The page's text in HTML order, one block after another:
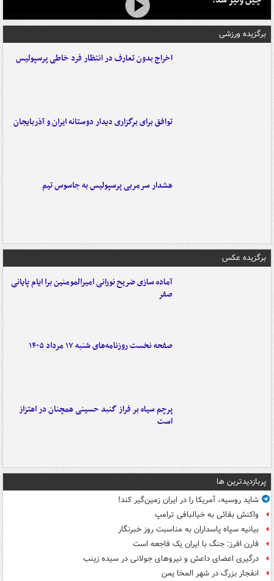
برگزیده ورزشی
اخراج بدون تعارف در انتظار فرد خاطی پرسپولیس
توافق برای برگزاری دیدار دوستانه ایران و آذربایجان
هشدار سرمربی پرسپولیس به جاسوس تیم
برگزیده عکس
آماده سازی ضریح نورانی امیرالمومنین برا ایام پایانی
صفر
صفحه نخست روزنامه‌های شنبه ۱۷ مرداد ۱۴۰۵
پرچم سیاه بر فراز گنبد حسینی همچنان در اهتزاز
است
پربازدیدترین ها
شاید روسیه، آمریکا را در ایران زمین‌گیر کند!
واکنش بقائی به خیالبافی ترامپ
بیانیه سپاه پاسداران به مناسبت روز خبرنگار
فارن افرز: جنگ با ایران یک فاجعه است
درگیری اعضای داعش و نیروهای جولانی در سیده زینب
انفجار بزرگ در شهر المخا یمن